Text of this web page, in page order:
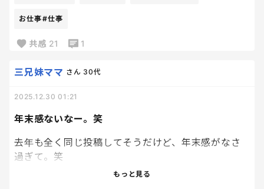
にも顔を出せなくなってて、少しずつ周りから浮いて
きてる感じがする。
長男が生まれたときは、ママ友関係もそれなりにが
それが次男出産から少し希薄になって、長女出産から
生活の重心をどこに置くかで、恐ろしいほど、人間関
係に対する気持ちも変わるよね。
お仕事#仕事
共感 21 1
年末感ないなー。笑
三兄妹ママ さん 30代
2025.12.30 01:21
去年も全く同じ投稿してそうだけど、年末感がなさ
過ぎて。笑
もっと見る